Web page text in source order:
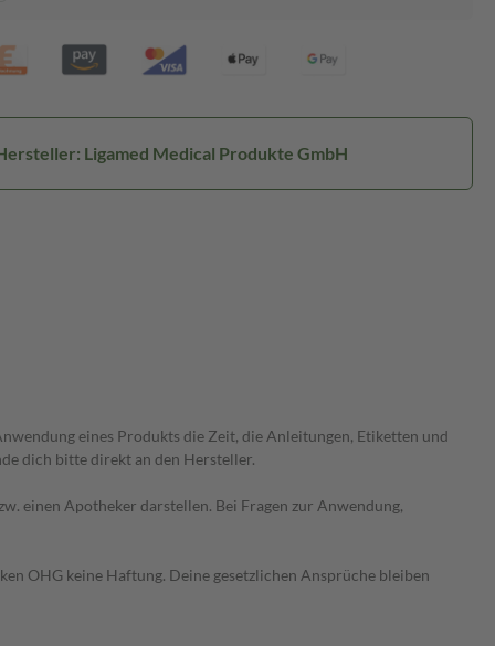
Ligamed Medical Produkte GmbH
eines Produkts die Zeit, die Anleitungen, Etiketten und
dich bitte direkt an den Hersteller.
einen Apotheker darstellen. Bei Fragen zur Anwendung,
OHG keine Haftung. Deine gesetzlichen Ansprüche bleiben